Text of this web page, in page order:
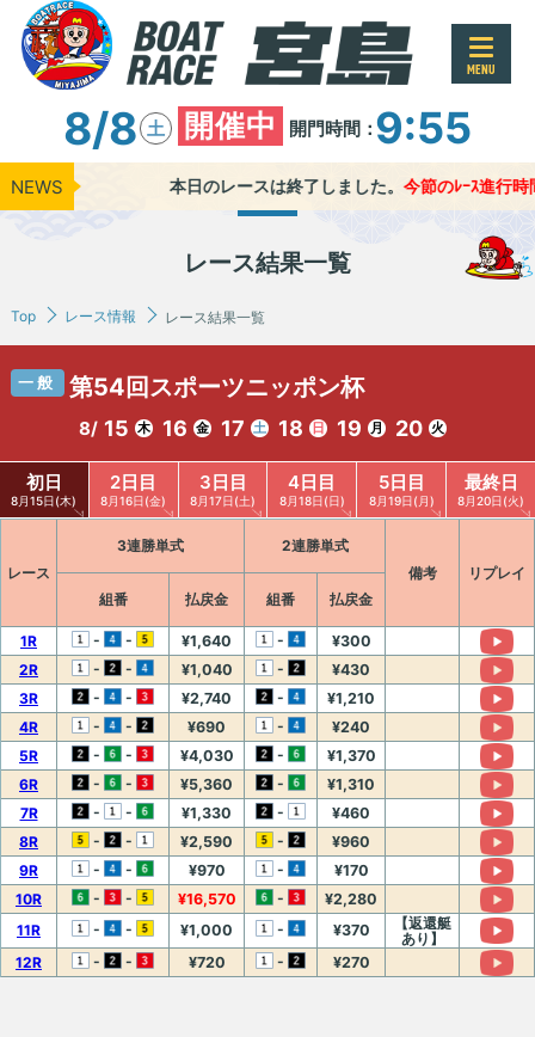
MENU
8/8 土 開催中 開門時間：9:55
NEWS 本日のレースは終了しました。今節のﾚｰｽ進行時
レース結果一覧
Top レース情報 レース結果一覧
一般 第54回スポーツニッポン杯
8/ 15 木 16 金 17 土 18 日 19 月 20 火
初日
8月15日(木)
2日目
8月16日(金)
3日目
8月17日(土)
4日目
8月18日(日)
5日目
8月19日(月)
最終日
8月20日(火)
レース
3連勝単式
2連勝単式
備考
リプレイ
組番
払戻金 組番 払戻金
1R - - ¥1,640 -
¥300
2R
- - ¥1,040 -
¥430
3R
- - ¥2,740 -
¥1,210
4R
- - ¥690 -
¥240
5R
- - ¥4,030 -
¥1,370
6R
- - ¥5,360 -
¥1,310
7R
- - ¥1,330 -
¥460
8R
- - ¥2,590 -
¥960
9R
- - ¥970 -
¥170
10R
- - ¥16,570 -
¥2,280
11R
- - ¥1,000 - ¥370
【返還艇
あり】
12R
- - ¥720 - ¥270